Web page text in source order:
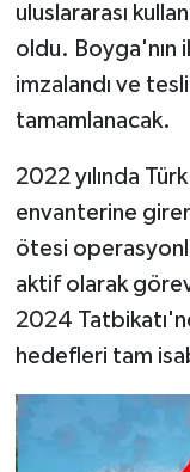
uluslararası
oldu. Boyga'nın
imzalandı ve
tamamlanacak.
2022 yılında
envanterine
ötesi
aktif olarak
2024
hedefleri tam